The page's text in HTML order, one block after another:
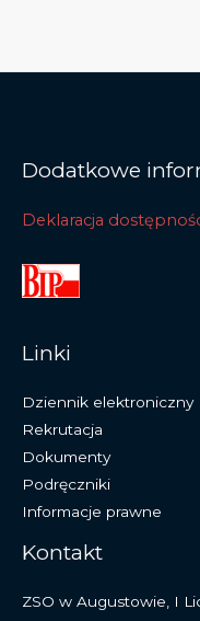
Dodatkowe
Deklaracja
Linki
Dziennik elektroniczny
Rekrutacja
Dokumenty
Podręczniki
Informacje prawne
Kontakt
ZSO w Augustowie, I